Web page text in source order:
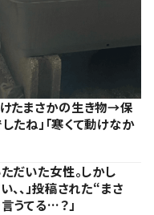
たまさかの生き物→保
ね」「寒くて動けなか
だいた女性。しかし
、」投稿された“まさ
うてる…？」